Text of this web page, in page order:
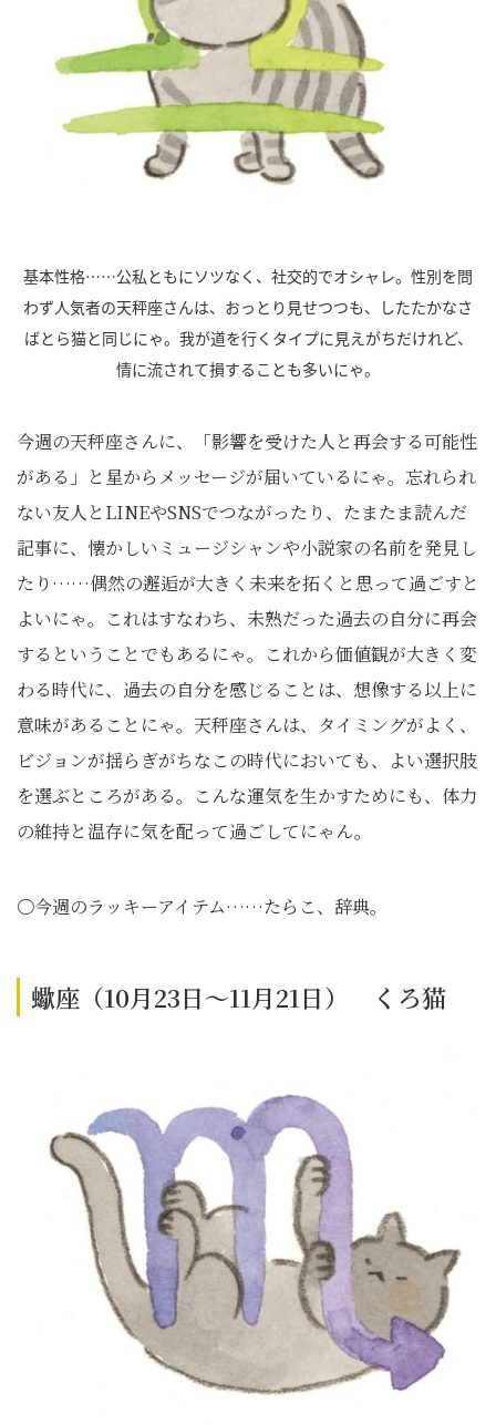
基本性格……公私ともにソツなく、社交的でオシャレ。性別を問
わず人気者の天秤座さんは、おっとり見せつつも、したたかなさ
ばとら猫と同じにゃ。我が道を行くタイプに見えがちだけれど、
情に流されて損することも多いにゃ。
今週の天秤座さんに、「影響を受けた人と再会する可能性
がある」と星からメッセージが届いているにゃ。忘れられ
ない友人とLINEやSNSでつながったり、たまたま読んだ
記事に、懐かしいミュージシャンや小説家の名前を発見し
たり……偶然の邂逅が大きく未来を拓くと思って過ごすと
よいにゃ。これはすなわち、未熟だった過去の自分に再会
するということでもあるにゃ。これから価値観が大きく変
わる時代に、過去の自分を感じることは、想像する以上に
意味があることにゃ。天秤座さんは、タイミングがよく、
ビジョンが揺らぎがちなこの時代においても、よい選択肢
を選ぶところがある。こんな運気を生かすためにも、体力
の維持と温存に気を配って過ごしてにゃん。
〇今週のラッキーアイテム……たらこ、辞典。
蠍座（10月23日～11月21日） くろ猫